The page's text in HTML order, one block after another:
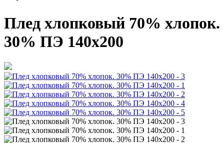
Плед хлопковый 70% хлопок.
30% ПЭ 140x200